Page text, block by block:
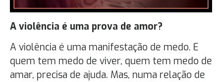
A violência é uma prova de amor?
A violência é uma manifestação de medo. E
quem tem medo de viver, quem tem medo de
amar, precisa de ajuda. Mas, numa relação de